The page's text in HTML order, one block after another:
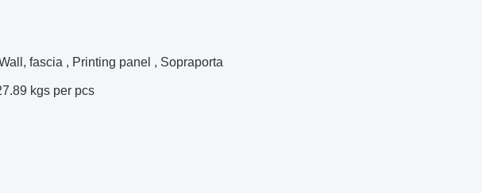
fascia , Printing panel , Sopraporta
kgs per pcs